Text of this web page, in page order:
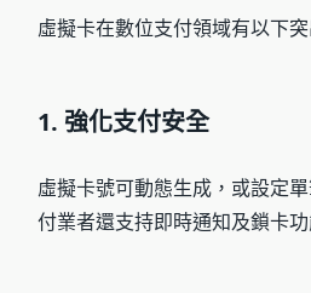
虛擬卡在數位支付領域有以下突
1. 強化支付安全
虛擬卡號可動態生成，或設定
付業者還支持即時通知及鎖卡